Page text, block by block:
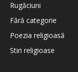
Rugăciuni
Fără categorie
Poezia religioasă
Stiri religioase